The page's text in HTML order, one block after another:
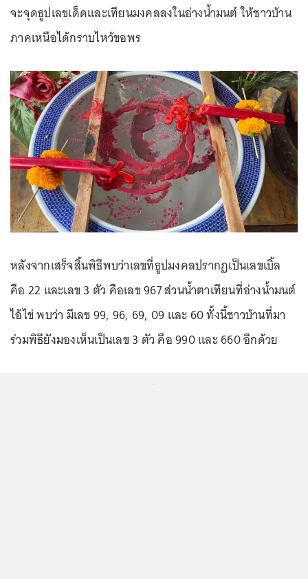
จะจุดธูปเลขเด็ดและเทียนมงคลลงในอ่างน้ำมนต์ ให้ชาวบ้าน
ภาคเหนือได้กราบไหว้ขอพร
หลังจากเสร็จสิ้นพิธีพบว่าเลขที่ธูปมงคลปรากฏเป็นเลขเบิ้ล
คือ 22 และเลข 3 ตัว คือเลข 967 ส่วนน้ำตาเทียนที่อ่างน้ำมนต์
ไอ้ไข่ พบว่า มีเลข 99, 96, 69, 09 และ 60 ทั้งนี้ชาวบ้านที่มา
ร่วมพิธียังมองเห็นเป็นเลข 3 ตัว คือ 990 และ 660 อีกด้วย